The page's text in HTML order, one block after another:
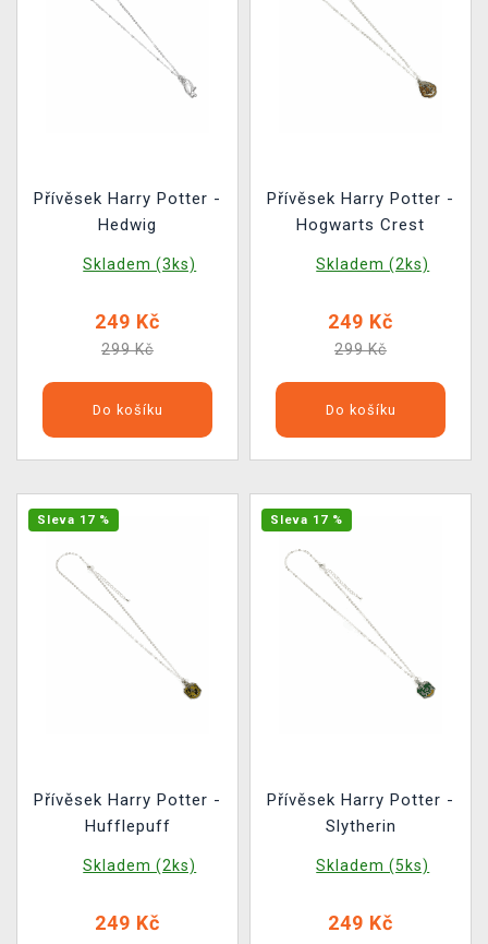
Přívěsek Harry Potter -
Hedwig
Skladem (3ks)
249 Kč
299 Kč
Do košíku
Přívěsek Harry Potter -
Hogwarts Crest
Skladem (2ks)
249 Kč
299 Kč
Do košíku
Sleva 17 %
Přívěsek Harry Potter -
Hufflepuff
Skladem (2ks)
249 Kč
Sleva 17 %
Přívěsek Harry Potter -
Slytherin
Skladem (5ks)
249 Kč